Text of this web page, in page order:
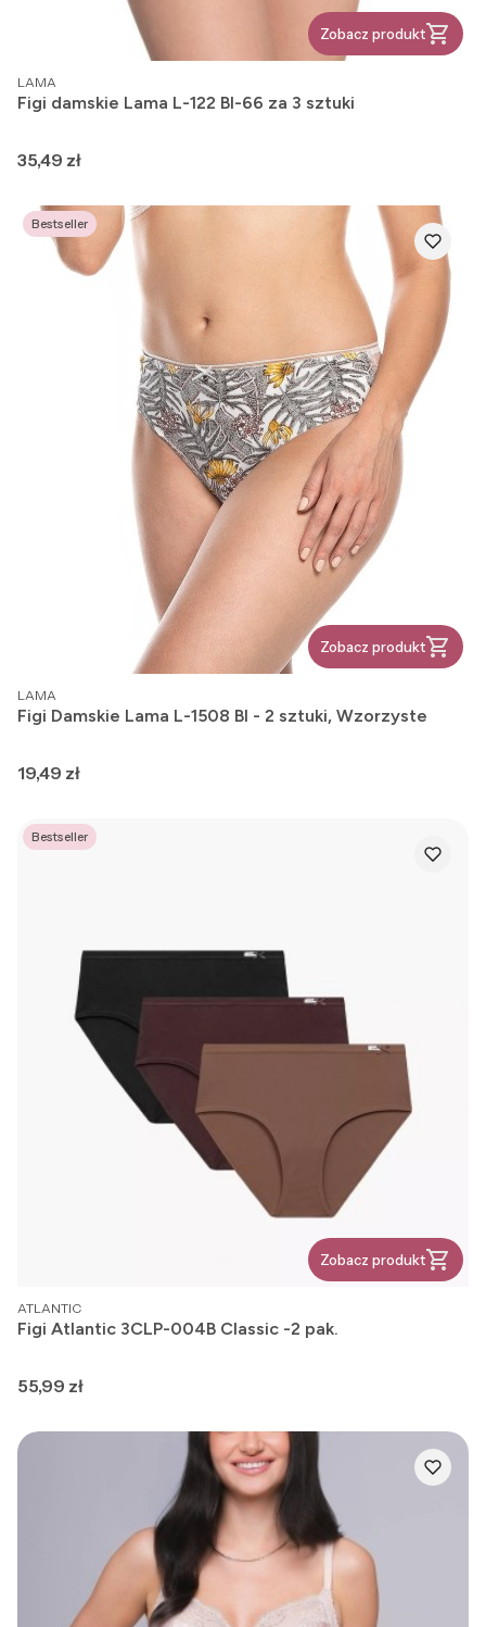
Zobacz produkt
PRODUCENT
LAMA
Figi damskie Lama L-122 BI-66 za 3 sztuki
Cena
35,49 zł
Bestseller
Zobacz produkt
PRODUCENT
LAMA
Figi Damskie Lama L-1508 BI - 2 sztuki, Wzorzyste
Cena
19,49 zł
Bestseller
Zobacz produkt
PRODUCENT
ATLANTIC
Figi Atlantic 3CLP-004B Classic -2 pak.
Cena
55,99 zł